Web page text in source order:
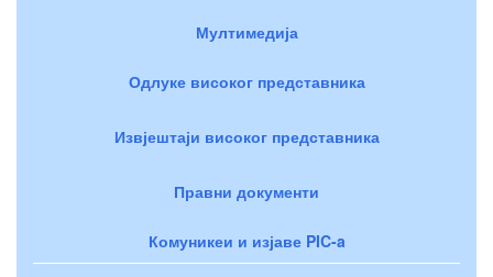
Мултимедија
Одлуке високог представника
Извјештаји високог представника
Правни документи
Комуникеи и изјаве PIC-a